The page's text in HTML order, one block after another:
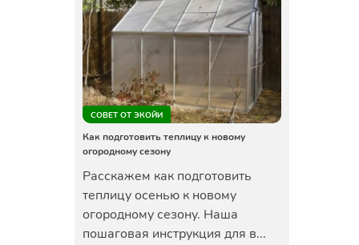
СОВЕТ ОТ ЭКОЙИ
Как подготовить теплицу к новому
огородному сезону
Расскажем как подготовить
теплицу осенью к новому
огородному сезону. Наша
пошаговая инструкция для в...